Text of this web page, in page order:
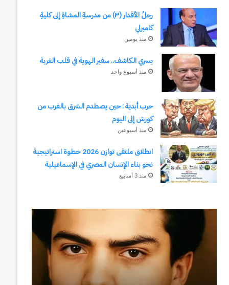
رجلُ الأقدار (٣) من مدرسةِ المشاةِ إلى كليةِ
كامبرلي
منذ يومين
يسري الكاشف.. سفير الهوية في قلب الغربة
منذ أسبوع واحد
حرب أبدية : حين يصطدم الشرق بالغرب من
كورش إلى اليوم
منذ أسبوعين
انطلاق ملتقى توازن 2026 خطوة استراتيجية
نحو بناء الإنسان المصري في الإسماعيلية
منذ 3 أسابيع
مدرسةِ